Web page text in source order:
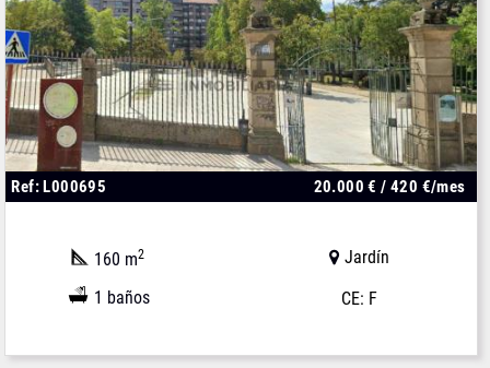
Ref: L000695 20.000 € / 420 €/mes
160 m2
1 baños
Jardín
CE: F